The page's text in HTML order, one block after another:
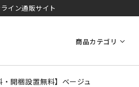
イン通販サイト
商品カテゴリ
開梱設置無料】ベージュ